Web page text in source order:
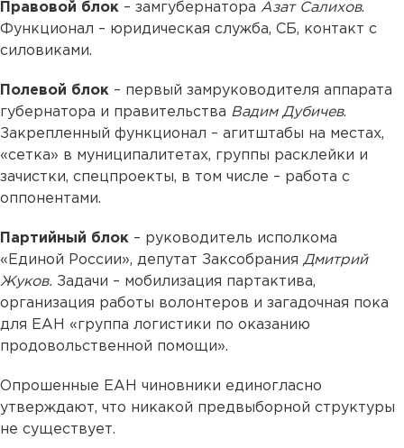
Правовой блок – замгубернатора Азат Салихов.
Функционал – юридическая служба, СБ, контакт с
силовиками.
Полевой блок – первый замруководителя аппарата
губернатора и правительства Вадим Дубичев.
Закрепленный функционал – агитштабы на местах,
«сетка» в муниципалитетах, группы расклейки и
зачистки, спецпроекты, в том числе – работа с
оппонентами.
Партийный блок – руководитель исполкома
«Единой России», депутат Заксобрания Дмитрий
Жуков. Задачи – мобилизация партактива,
организация работы волонтеров и загадочная пока
для ЕАН «группа логистики по оказанию
продовольственной помощи».
Опрошенные ЕАН чиновники единогласно
утверждают, что никакой предвыборной структуры
не существует.